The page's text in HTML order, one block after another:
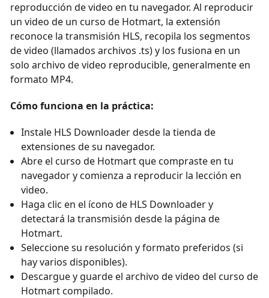
reproducción de video en tu navegador. Al reproducir
un video de un curso de Hotmart, la extensión
reconoce la transmisión HLS, recopila los segmentos
de video (llamados archivos .ts) y los fusiona en un
solo archivo de video reproducible, generalmente en
formato MP4.
Cómo funciona en la práctica:
Instale HLS Downloader desde la tienda de
extensiones de su navegador.
Abre el curso de Hotmart que compraste en tu
navegador y comienza a reproducir la lección en
video.
Haga clic en el ícono de HLS Downloader y
detectará la transmisión desde la página de
Hotmart.
Seleccione su resolución y formato preferidos (si
hay varios disponibles).
Descargue y guarde el archivo de video del curso de
Hotmart compilado.